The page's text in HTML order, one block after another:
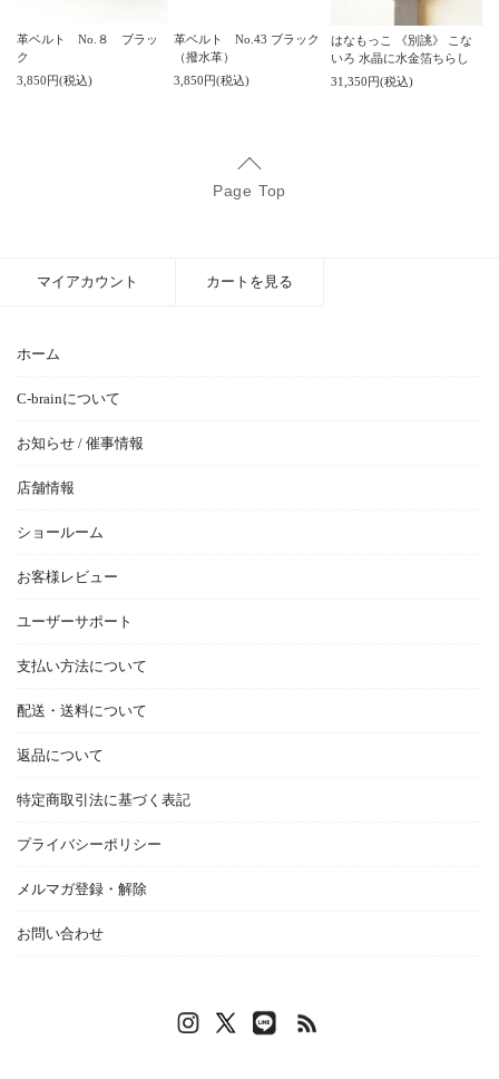
革ベルト No.８ ブラッ
ク
3,850円(税込)
革ベルト No.43 ブラック
（撥水革）
3,850円(税込)
はなもっこ 《別誂》 こな
いろ 水晶に水金箔ちらし
31,350円(税込)
Page Top
ホーム
C-brainについて
お知らせ / 催事情報
店舗情報
ショールーム
お客様レビュー
ユーザーサポート
支払い方法について
配送・送料について
返品について
特定商取引法に基づく表記
プライバシーポリシー
メルマガ登録・解除
お問い合わせ
マイアカウント カートを見る